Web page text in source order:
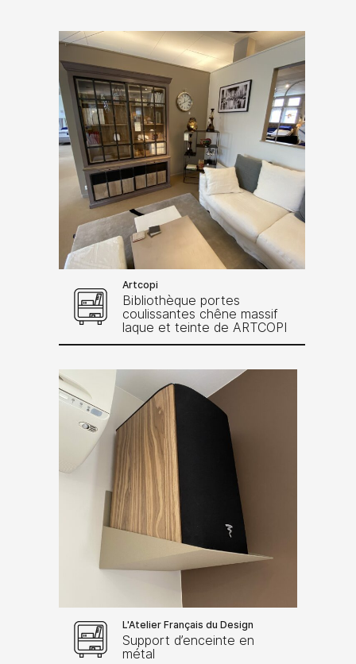
Artcopi
Bibliothèque portes
coulissantes chêne massif
laque et teinte de ARTCOPI
L'Atelier Français du Design
Support d’enceinte en
métal